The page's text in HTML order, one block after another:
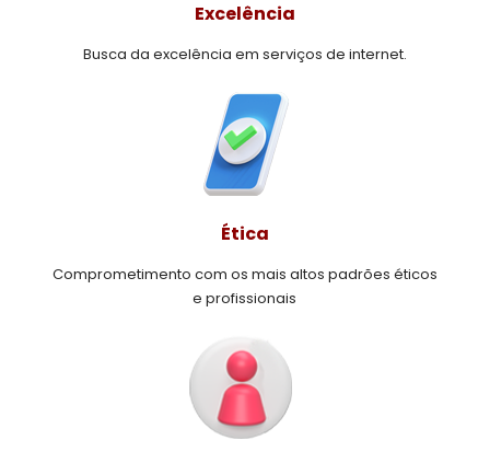
Excelência
Busca da excelência em serviços de internet.
Ética
Comprometimento com os mais altos padrões éticos
e profissionais